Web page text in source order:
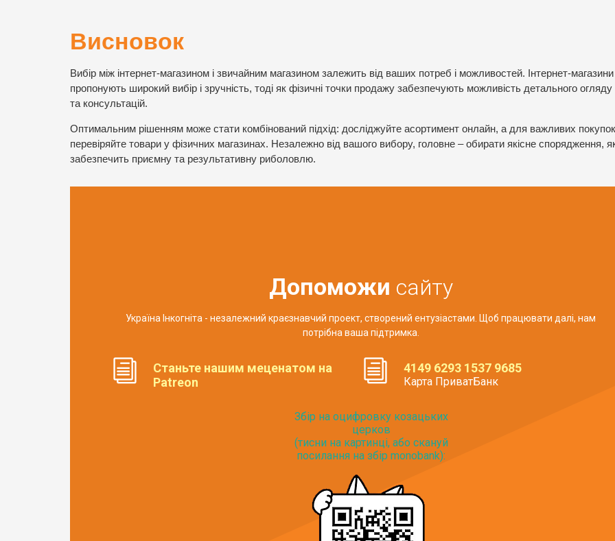
Висновок
Вибір між інтернет-магазином і звичайним магазином залежить від ваших потреб і можливостей. Інтернет-магазини
пропонують широкий вибір і зручність, тоді як фізичні точки продажу забезпечують можливість детального
та консультацій.
Оптимальним рішенням може стати комбінований підхід: досліджуйте асортимент онлайн, а для важливих покупок
перевіряйте товари у фізичних магазинах. Незалежно від вашого вибору, головне – обирати якісне спорядження,
забезпечить приємну та результативну риболовлю.
Допоможи сайту
Україна Інкогніта - незалежний краєзнавчий проект, створений ентузіастами. Щоб працювати далі, нам
потрібна ваша підтримка.
Станьте нашим меценатом на
Patreon
4149 6293 1537 9685
Карта ПриватБанк
Збір на оцифровку козацьких
церков
(тисни на картинці, або скануй
посилання на збір monobank):